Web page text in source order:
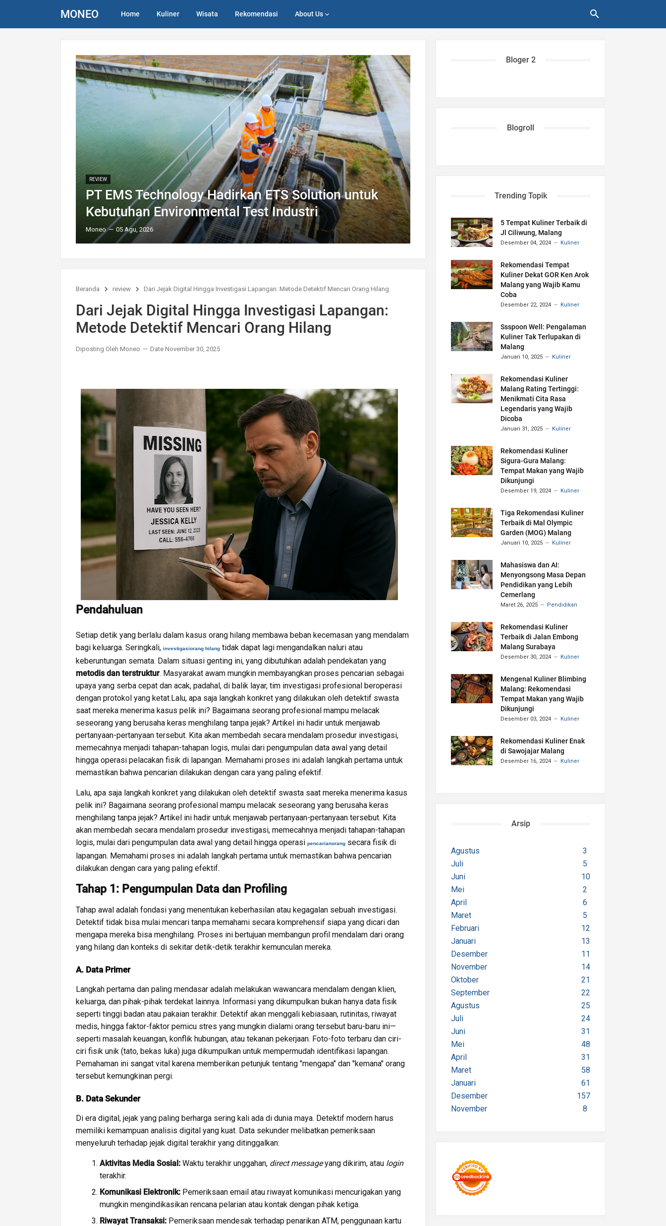
MONEO Home Kuliner Wisata Rekomendasi About Us
REVIEW
PT EMS Technology Hadirkan ETS Solution untuk
Kebutuhan Environmental Test Industri
Moneo 05 Agu, 2026
Beranda review Dari Jejak Digital Hingga Investigasi Lapangan: Metode Detektif Mencari Orang Hilang
Dari Jejak Digital Hingga Investigasi Lapangan:
Metode Detektif Mencari Orang Hilang
Diposting Oleh Moneo Date November 30, 2025
Pendahuluan
Setiap detik yang berlalu dalam kasus orang hilang membawa beban kecemasan yang mendalam
bagi keluarga. Seringkali, investigasiorang hilang tidak dapat lagi mengandalkan naluri atau
keberuntungan semata. Dalam situasi genting ini, yang dibutuhkan adalah pendekatan yang
metodis dan terstruktur. Masyarakat awam mungkin membayangkan proses pencarian sebagai
upaya yang serba cepat dan acak, padahal, di balik layar, tim investigasi profesional beroperasi
dengan protokol yang ketat.Lalu, apa saja langkah konkret yang dilakukan oleh detektif swasta
saat mereka menerima kasus pelik ini? Bagaimana seorang profesional mampu melacak
seseorang yang berusaha keras menghilang tanpa jejak? Artikel ini hadir untuk menjawab
pertanyaan-pertanyaan tersebut. Kita akan membedah secara mendalam prosedur investigasi,
memecahnya menjadi tahapan-tahapan logis, mulai dari pengumpulan data awal yang detail
hingga operasi pelacakan fisik di lapangan. Memahami proses ini adalah langkah pertama untuk
memastikan bahwa pencarian dilakukan dengan cara yang paling efektif.
Lalu, apa saja langkah konkret yang dilakukan oleh detektif swasta saat mereka menerima kasus
pelik ini? Bagaimana seorang profesional mampu melacak seseorang yang berusaha keras
menghilang tanpa jejak? Artikel ini hadir untuk menjawab pertanyaan-pertanyaan tersebut. Kita
akan membedah secara mendalam prosedur investigasi, memecahnya menjadi tahapan-tahapan
logis, mulai dari pengumpulan data awal yang detail hingga operasi pencarianorang secara fisik di
lapangan. Memahami proses ini adalah langkah pertama untuk memastikan bahwa pencarian
dilakukan dengan cara yang paling efektif.
Tahap 1: Pengumpulan Data dan Profiling
Tahap awal adalah fondasi yang menentukan keberhasilan atau kegagalan sebuah investigasi.
Detektif tidak bisa mulai mencari tanpa memahami secara komprehensif siapa yang dicari dan
mengapa mereka bisa menghilang. Proses ini bertujuan membangun profil mendalam dari orang
yang hilang dan konteks di sekitar detik-detik terakhir kemunculan mereka.
A. Data Primer
Langkah pertama dan paling mendasar adalah melakukan wawancara mendalam dengan klien,
keluarga, dan pihak-pihak terdekat lainnya. Informasi yang dikumpulkan bukan hanya data fisik
seperti tinggi badan atau pakaian terakhir. Detektif akan menggali kebiasaan, rutinitas, riwayat
medis, hingga faktor-faktor pemicu stres yang mungkin dialami orang tersebut baru-baru ini—
seperti masalah keuangan, konflik hubungan, atau tekanan pekerjaan. Foto-foto terbaru dan ciri-
ciri fisik unik (tato, bekas luka) juga dikumpulkan untuk mempermudah identifikasi lapangan.
Pemahaman ini sangat vital karena memberikan petunjuk tentang "mengapa" dan "kemana" orang
tersebut kemungkinan pergi.
B. Data Sekunder
Di era digital, jejak yang paling berharga sering kali ada di dunia maya. Detektif modern harus
memiliki kemampuan analisis digital yang kuat. Data sekunder melibatkan pemeriksaan
menyeluruh terhadap jejak digital terakhir yang ditinggalkan:
Aktivitas Media Sosial: Waktu terakhir unggahan, direct messageyang dikirim, atau login
terakhir.
Komunikasi Elektronik: Pemeriksaan email atau riwayat komunikasi mencurigakan yang
mungkin mengindikasikan rencana pelarian atau kontak dengan pihak ketiga.
Riwayat Transaksi: Pemeriksaan mendesak terhadap penarikan ATM, penggunaan kartu
Bloger 2
Blogroll
Trending Topik
5 Tempat Kuliner Terbaik di
Jl Ciliwung, Malang
Desember 04, 2024 Kuliner
Rekomendasi Tempat
Kuliner Dekat GOR Ken Arok
Malang yang Wajib Kamu
Coba
Desember 22, 2024 Kuliner
Ssspoon Well: Pengalaman
Kuliner Tak Terlupakan di
Malang
Januari 10, 2025 Kuliner
Rekomendasi Kuliner
Malang Rating Tertinggi:
Menikmati Cita Rasa
Legendaris yang Wajib
Dicoba
Januari 31, 2025 Kuliner
Rekomendasi Kuliner
Sigura-Gura Malang:
Tempat Makan yang Wajib
Dikunjungi
Desember 19, 2024 Kuliner
Tiga Rekomendasi Kuliner
Terbaik di Mal Olympic
Garden (MOG) Malang
Januari 10, 2025 Kuliner
Mahasiswa dan AI:
Menyongsong Masa Depan
Pendidikan yang Lebih
Cemerlang
Maret 26, 2025 Pendidikan
Rekomendasi Kuliner
Terbaik di Jalan Embong
Malang Surabaya
Desember 30, 2024 Kuliner
Mengenal Kuliner Blimbing
Malang: Rekomendasi
Tempat Makan yang Wajib
Dikunjungi
Desember 03, 2024 Kuliner
Rekomendasi Kuliner Enak
di Sawojajar Malang
Desember 16, 2024 Kuliner
Arsip
Agustus
3
Juli
5
Juni
10
Mei
2
April
6
Maret
5
Februari
12
Januari
13
Desember
11
November
14
Oktober
21
September
22
Agustus
25
Juli
24
Juni
31
Mei
48
April
31
Maret
58
Januari
61
Desember
157
November
8